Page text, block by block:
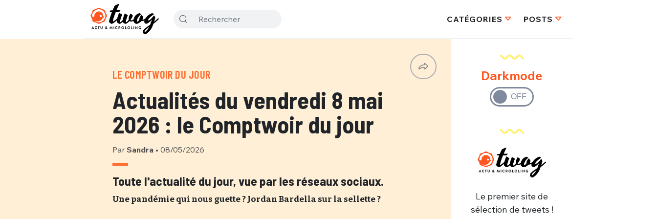
CATÉGORIES POSTS
LE COMPTWOIR DU JOUR
Actualités du vendredi 8 mai
2026 : le Comptwoir du jour
Par Sandra • 08/05/2026
Toute l'actualité du jour, vue par les réseaux sociaux.
Une pandémie qui nous guette ? Jordan Bardella sur la sellette ?
Darkmode
Le premier site de
sélection de tweets !